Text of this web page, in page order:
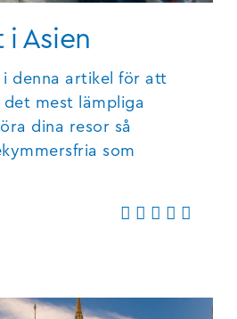
i Asien
denna artikel för att
det mest lämpliga
dina resor så
som